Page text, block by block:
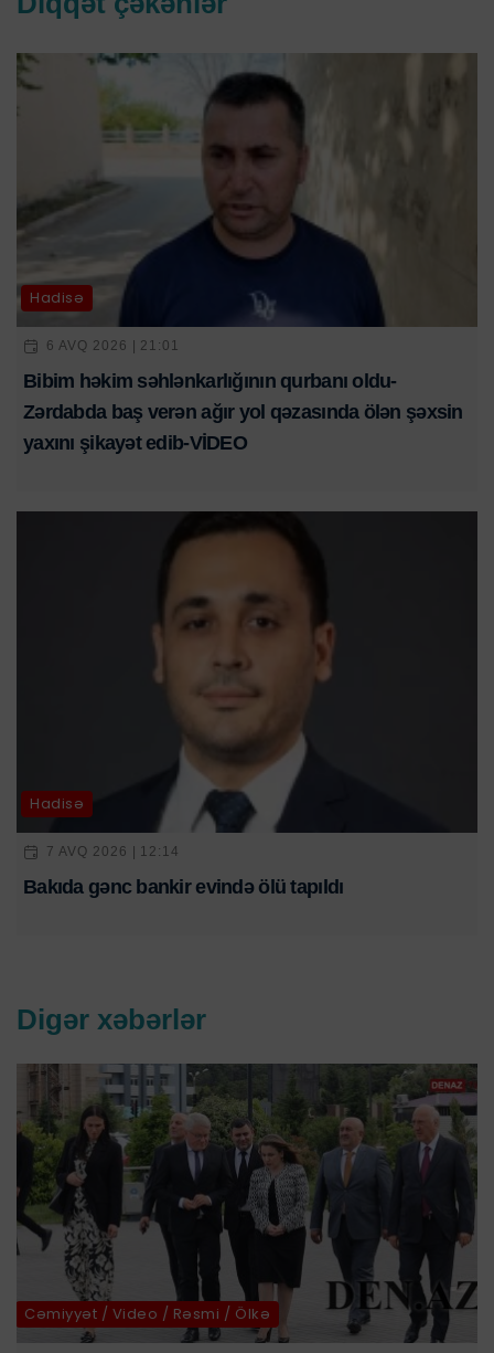
Hadisə
6 AVQ 2026 | 21:01
Bibim həkim səhlənkarlığının qurbanı oldu-
Zərdabda baş verən ağır yol qəzasında ölən şəxsin
yaxını şikayət edib-VİDEO
Hadisə
7 AVQ 2026 | 12:14
Bakıda gənc bankir evində ölü tapıldı
Digər xəbərlər
Cəmiyyət / Video / Rəsmi / Ölkə